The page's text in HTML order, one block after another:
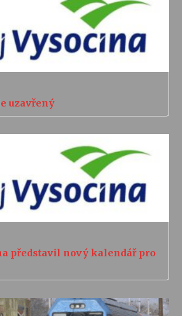
uzavřený
představil nový kalendář pro